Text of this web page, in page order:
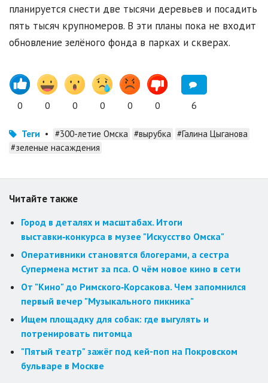
планируется снести две тысячи деревьев и посадить
пять тысяч крупномеров. В эти планы пока не входит
обновление зелёного фонда в парках и скверах.
0 0 0 0 0 0 6
Теги • #300-летие Омска #вырубка #Галина Цыганова
#зеленые насаждения
Читайте также
Город в деталях и масштабах. Итоги
выставки‑конкурса в музее "Искусство Омска"
Оперативники становятся блогерами, а сестра
Супермена мстит за пса. О чём новое кино в сети
От "Кино" до Римского‑Корсакова. Чем запомнился
первый вечер "Музыкального пикника"
Ищем площадку для собак: где выгулять и
потренировать питомца
"Пятый театр" зажёг под кей-поп на Покровском
бульваре в Москве